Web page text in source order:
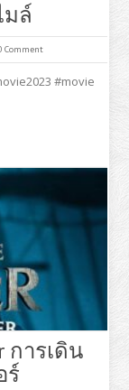
มล์
Comment
#movie
การเดิน
ร์